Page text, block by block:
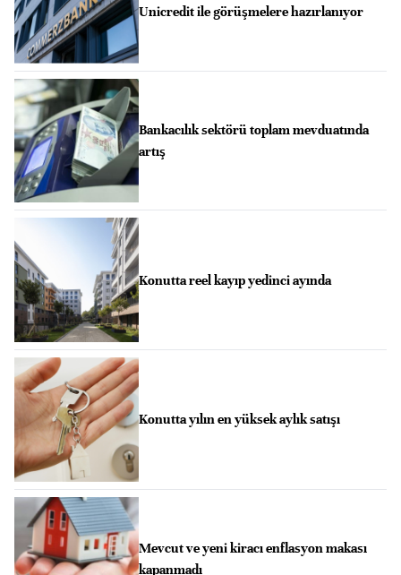
Unicredit ile görüşmelere hazırlanıyor
Bankacılık sektörü toplam mevduatında
artış
Konutta reel kayıp yedinci ayında
Konutta yılın en yüksek aylık satışı
Mevcut ve yeni kiracı enflasyon makası
kapanmadı